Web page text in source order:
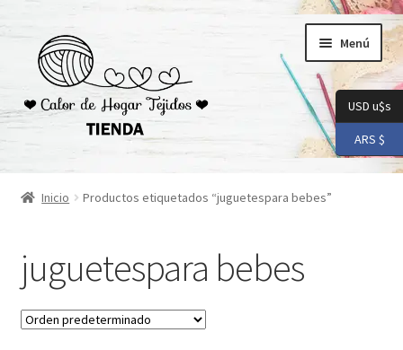
navegación
contenido
Menú
Inicio
Checkout
Conoceme
Inicio Productos etiquetados “juguetespara bebes”
juguetespara bebes
USD u$s
ARS $